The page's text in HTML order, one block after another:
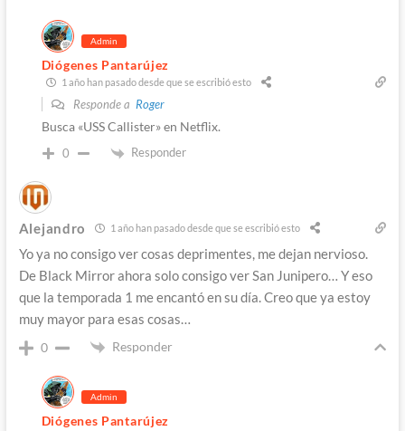
Admin
Diógenes Pantarújez
1 año han pasado desde que se escribió esto
Responde a Roger
Busca «USS Callister» en Netflix.
0 Responder
Alejandro 1 año han pasado desde que se escribió esto
Yo ya no consigo ver cosas deprimentes, me dejan nervioso.
De Black Mirror ahora solo consigo ver San Junipero… Y eso
que la temporada 1 me encantó en su día. Creo que ya estoy
muy mayor para esas cosas…
0 Responder
Admin
Diógenes Pantarújez